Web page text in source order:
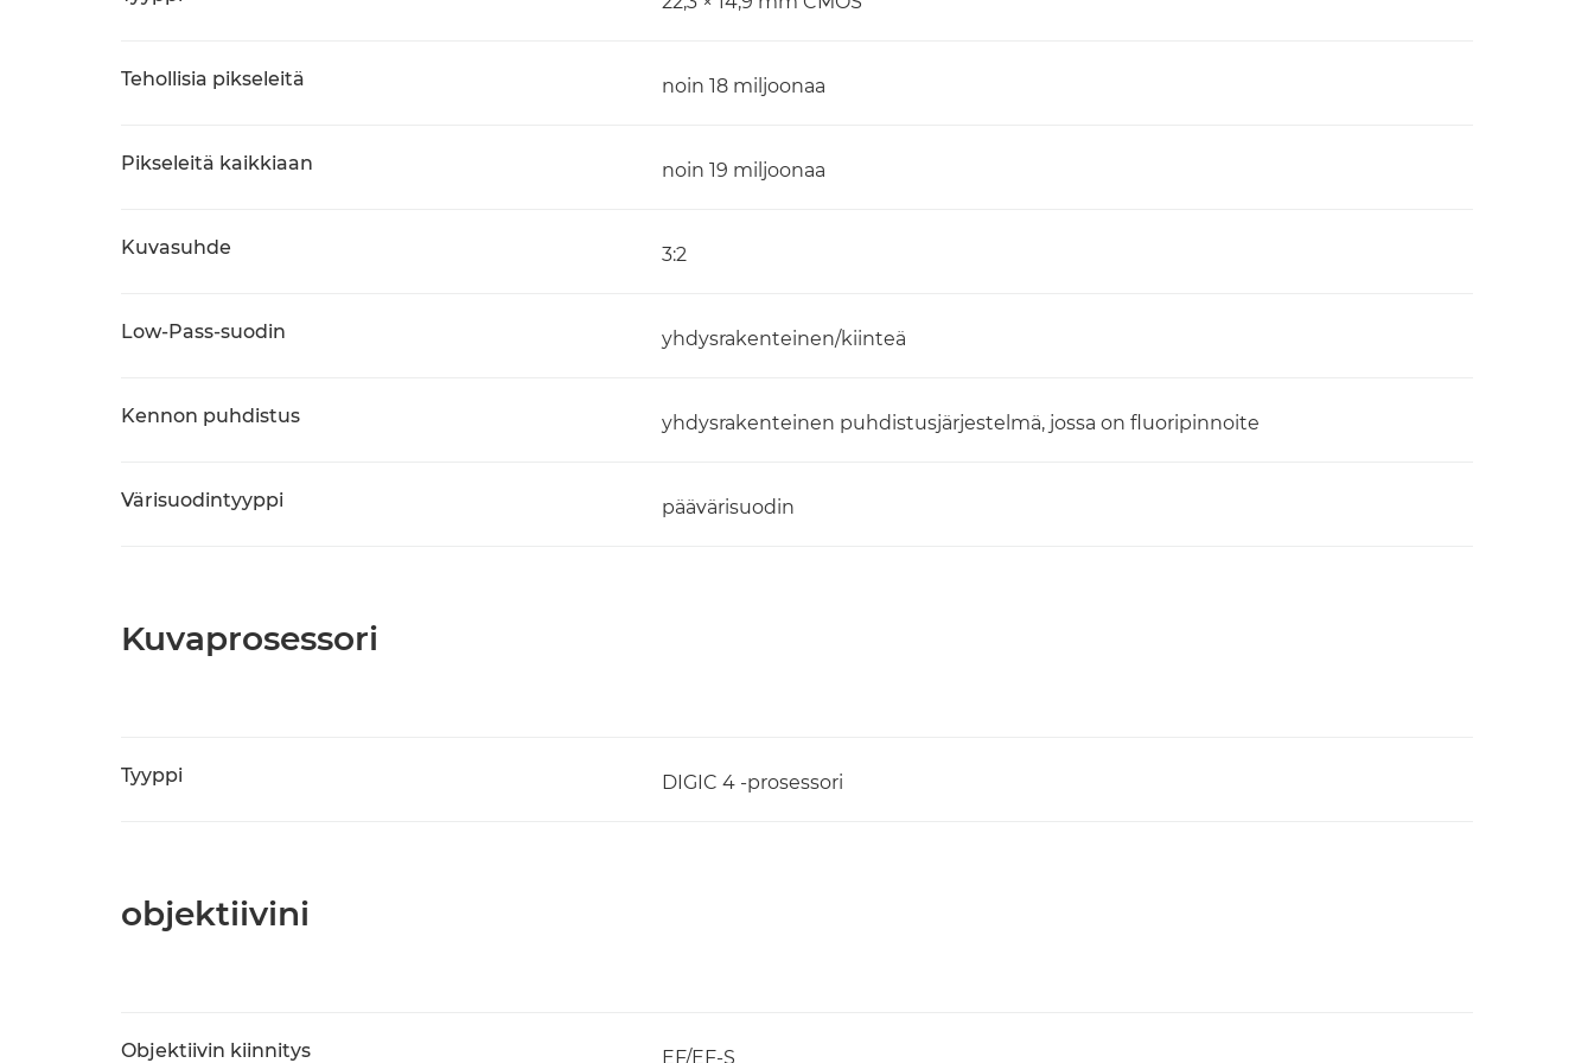
Tehollisia pikseleitä noin 18 miljoonaa
Pikseleitä kaikkiaan noin 19 miljoonaa
Kuvasuhde 3:2
Low-Pass-suodin yhdysrakenteinen/kiinteä
Kennon puhdistus yhdysrakenteinen puhdistusjärjestelmä, jossa on fluoripinnoite
Värisuodintyyppi päävärisuodin
Kuvaprosessori
Tyyppi DIGIC 4 -prosessori
objektiivini
Objektiivin kiinnitys EF/EF-S